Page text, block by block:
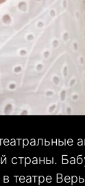
страны.
театре